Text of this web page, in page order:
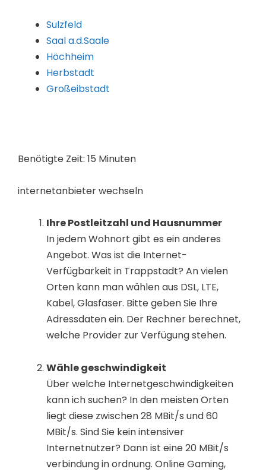
Sulzfeld
Saal a.d.Saale
Höchheim
Herbstadt
Großeibstadt
Benötigte Zeit: 15 Minuten
internetanbieter wechseln
Ihre Postleitzahl und Hausnummer
In jedem Wohnort gibt es ein anderes
Angebot. Was ist die Internet-
Verfügbarkeit in Trappstadt? An vielen
Orten kann man wählen aus DSL, LTE,
Kabel, Glasfaser. Bitte geben Sie Ihre
Adressdaten ein. Der Rechner berechnet,
welche Provider zur Verfügung stehen.
Wähle geschwindigkeit
Über welche Internetgeschwindigkeiten
kann ich suchen? In den meisten Orten
liegt diese zwischen 28 MBit/s und 60
MBit/s. Sind Sie kein intensiver
Internetnutzer? Dann ist eine 20 MBit/s
verbindung in ordnung. Online Gaming,